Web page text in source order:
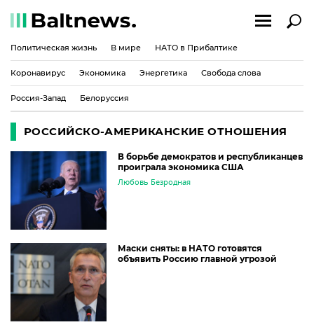
Политическая жизнь В мире НАТО в Прибалтике
Коронавирус Экономика Энергетика Свобода слова
Россия-Запад Белоруссия
РОССИЙСКО-АМЕРИКАНСКИЕ ОТНОШЕНИЯ
В борьбе демократов и республиканцев
проиграла экономика США
Любовь Безродная
Маски сняты: в НАТО готовятся
объявить Россию главной угрозой